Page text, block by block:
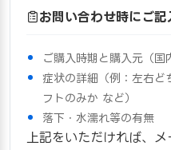
お問い合わせ時にご
ご購入時期と購入元（国
症状の詳細（例：左右ど
フトのみか など）
落下・水濡れ等の有無
上記をいただければ、